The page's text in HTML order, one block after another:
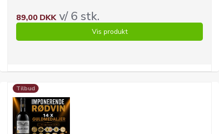
89,00 DKKv/ 6 stk.
Vis produkt
Tilbud